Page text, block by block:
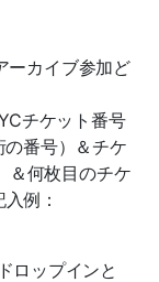
カイブ参加ど
チケット番号
の番号）＆チケ
＆何枚目のチケ
例：
ロップインと